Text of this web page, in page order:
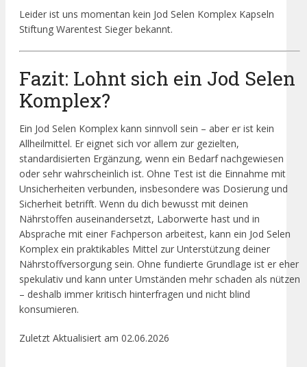
Leider ist uns momentan kein Jod Selen Komplex Kapseln
Stiftung Warentest Sieger bekannt.
Fazit: Lohnt sich ein Jod Selen
Komplex?
Ein Jod Selen Komplex kann sinnvoll sein – aber er ist kein
Allheilmittel. Er eignet sich vor allem zur gezielten,
standardisierten Ergänzung, wenn ein Bedarf nachgewiesen
oder sehr wahrscheinlich ist. Ohne Test ist die Einnahme mit
Unsicherheiten verbunden, insbesondere was Dosierung und
Sicherheit betrifft. Wenn du dich bewusst mit deinen
Nährstoffen auseinandersetzt, Laborwerte hast und in
Absprache mit einer Fachperson arbeitest, kann ein Jod Selen
Komplex ein praktikables Mittel zur Unterstützung deiner
Nährstoffversorgung sein. Ohne fundierte Grundlage ist er eher
spekulativ und kann unter Umständen mehr schaden als nützen
– deshalb immer kritisch hinterfragen und nicht blind
konsumieren.
Zuletzt Aktualisiert am 02.06.2026